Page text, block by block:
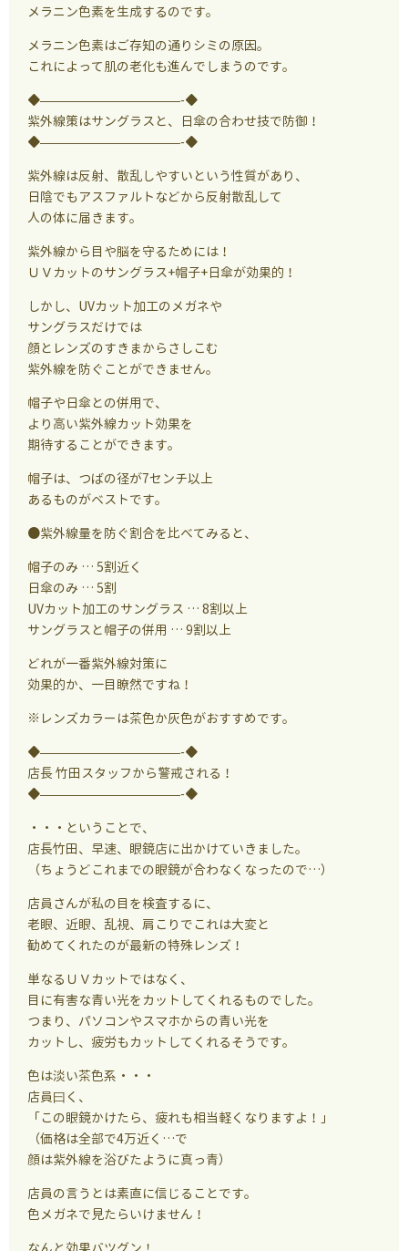
メラニン色素を生成するのです。
メラニン色素はご存知の通りシミの原因。
これによって肌の老化も進んでしまうのです。
◆———————————-◆
紫外線策はサングラスと、日傘の合わせ技で防御！
◆———————————-◆
紫外線は反射、散乱しやすいという性質があり、
日陰でもアスファルトなどから反射散乱して
人の体に届きます。
紫外線から目や脳を守るためには！
ＵＶカットのサングラス+帽子+日傘が効果的！
しかし、UVカット加工のメガネや
サングラスだけでは
顔とレンズのすきまからさしこむ
紫外線を防ぐことができません。
帽子や日傘との併用で、
より高い紫外線カット効果を
期待することができます。
帽子は、つばの径が7センチ以上
あるものがベストです。
●紫外線量を防ぐ割合を比べてみると、
帽子のみ … 5割近く
日傘のみ … 5割
UVカット加工のサングラス … 8割以上
サングラスと帽子の併用 … 9割以上
どれが一番紫外線対策に
効果的か、一目瞭然ですね！
※レンズカラーは茶色か灰色がおすすめです。
◆———————————-◆
店長 竹田スタッフから警戒される！
◆———————————-◆
・・・ということで、
店長竹田、早速、眼鏡店に出かけていきました。
（ちょうどこれまでの眼鏡が合わなくなったので…）
店員さんが私の目を検査するに、
老眼、近眼、乱視、肩こりでこれは大変と
勧めてくれたのが最新の特殊レンズ！
単なるＵＶカットではなく、
目に有害な青い光をカットしてくれるものでした。
つまり、パソコンやスマホからの青い光を
カットし、疲労もカットしてくれるそうです。
色は淡い茶色系・・・
店員曰く、
「この眼鏡かけたら、疲れも相当軽くなりますよ！」
（価格は全部で4万近く…で
顔は紫外線を浴びたように真っ青）
店員の言うとは素直に信じることです。
色メガネで見たらいけません！